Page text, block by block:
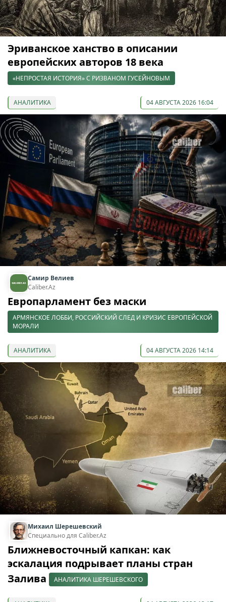
Эриванское ханство в описании
европейских авторов 18 века
«НЕПРОСТАЯ ИСТОРИЯ» С РИЗВАНОМ ГУСЕЙНОВЫМ
АНАЛИТИКА 04 АВГУСТА 2026 16:04
Самир Велиев
Caliber.Az
Европарламент без маски
АРМЯНСКОЕ ЛОББИ, РОССИЙСКИЙ СЛЕД И КРИЗИС ЕВРОПЕЙСКОЙ
МОРАЛИ
АНАЛИТИКА 04 АВГУСТА 2026 14:14
Михаил Шерешевский
Специально для Caliber.Az
Ближневосточный капкан: как
эскалация подрывает планы стран
Залива
АНАЛИТИКА ШЕРЕШЕВСКОГО